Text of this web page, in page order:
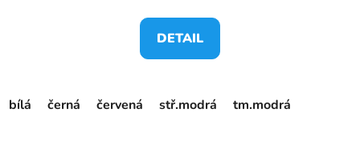
DETAIL
bílá černá červená stř.modrá tm.modrá